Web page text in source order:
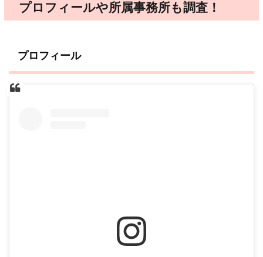
プロフィールや所属事務所も調査！
プロフィール